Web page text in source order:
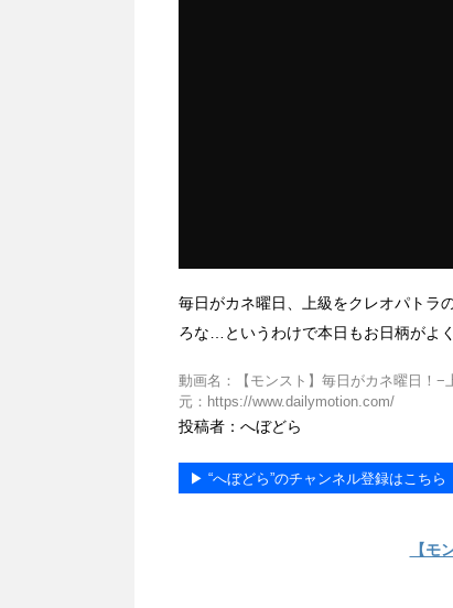
毎日がカネ曜日、上級をクレオパトラ
ろな…というわけで本日もお日柄がよ
動画名：【モンスト】毎日がカネ曜日！
元：https://www.dailymotion.com/
投稿者：へぼどら
▶︎ “へぼどら”のチャンネル登録はこちら
【モ